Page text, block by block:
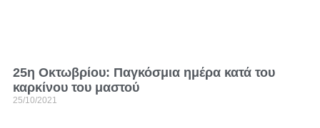
25η Οκτωβρίου: Παγκόσμια ημέρα κατά του
καρκίνου του μαστού
25/10/2021